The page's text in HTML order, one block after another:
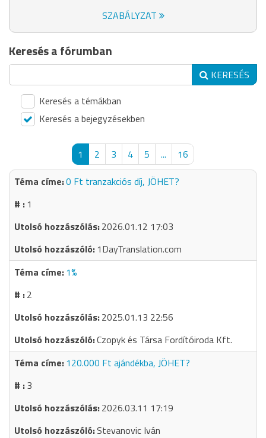
SZABÁLYZAT
Keresés a fórumban
KERESÉS
Keresés a témákban
Keresés a bejegyzésekben
1 2 3 4 5 ...
16
0 Ft tranzakciós díj, JÖHET?
1
2026.01.12 17:03
1DayTranslation.com
1%
2
2025.01.13 22:56
Czopyk és Társa Fordítóiroda Kft.
120.000 Ft ajándékba, JÖHET?
3
2026.03.11 17:19
Stevanovic Iván